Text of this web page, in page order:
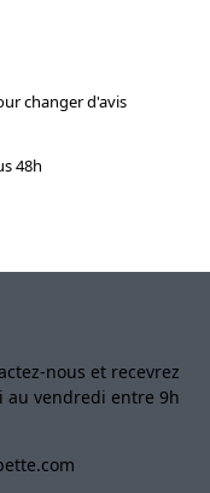
changer d'avis
48h
nous et recevrez
au vendredi entre 9h